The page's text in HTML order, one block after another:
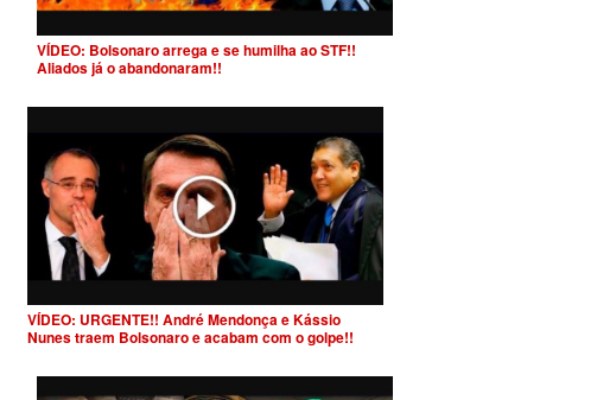
VÍDEO: Bolsonaro arrega e se humilha ao STF!!
Aliados já o abandonaram!!
VÍDEO: URGENTE!! André Mendonça e Kássio
Nunes traem Bolsonaro e acabam com o golpe!!